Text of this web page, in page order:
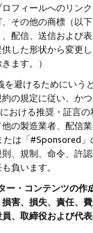
フィールへのリン
その他の商標（以
配信、送信および
した形状から変更
ます。）
避けるためにいう
の規定に従い、か
おける推奨・証言
の製造業者、配信
は「#Sponsored
、規制、命令、許
負います。
ー・コンテンツの
害、損失、責任、
、取締役および代